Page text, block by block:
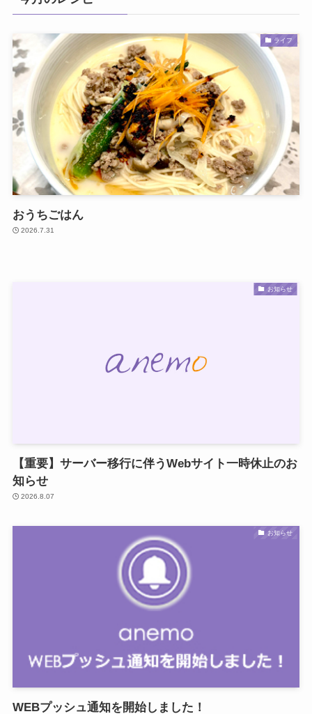
ライフ
おうちごはん
2026.7.31
お知らせ
【重要】サーバー移行に伴うWebサイト一時休止のお
知らせ
2026.8.07
お知らせ
WEBプッシュ通知を開始しました！